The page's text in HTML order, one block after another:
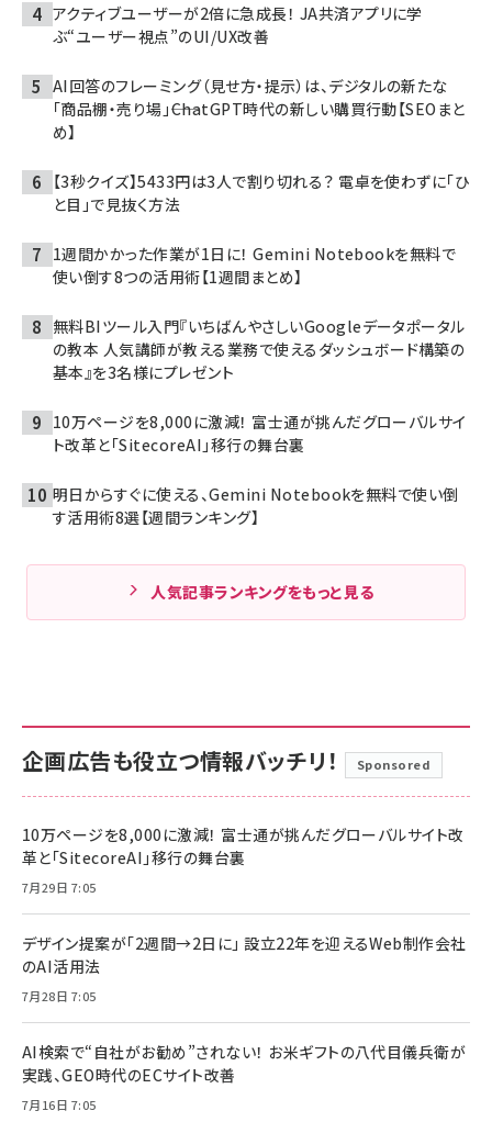
アクティブユーザーが2倍に急成長！ JA共済アプリに学
ぶ“ユーザー視点”のUI/UX改善
AI回答のフレーミング（見せ方・提示）は、デジタルの新たな
「商品棚・売り場」――ChatGPT時代の新しい購買行動【SEOまと
め】
【3秒クイズ】5433円は3人で割り切れる？ 電卓を使わずに「ひ
と目」で見抜く方法
1週間かかった作業が1日に！ Gemini Notebookを無料で
使い倒す8つの活用術【1週間まとめ】
無料BIツール入門『いちばんやさしいGoogleデータポータル
の教本 人気講師が教える業務で使えるダッシュボード構築の
基本』を3名様にプレゼント
10万ページを8,000に激減！ 富士通が挑んだグローバルサイ
ト改革と「SitecoreAI」移行の舞台裏
明日からすぐに使える、Gemini Notebookを無料で使い倒
す活用術8選【週間ランキング】
人気記事ランキングをもっと見る
企画広告も役立つ情報バッチリ！ Sponsored
10万ページを8,000に激減！ 富士通が挑んだグローバルサイト改
革と「SitecoreAI」移行の舞台裏
7月29日 7:05
デザイン提案が「2週間→2日に」 設立22年を迎えるWeb制作会社
のAI活用法
7月28日 7:05
AI検索で“自社がお勧め”されない！ お米ギフトの八代目儀兵衛が
実践、GEO時代のECサイト改善
7月16日 7:05